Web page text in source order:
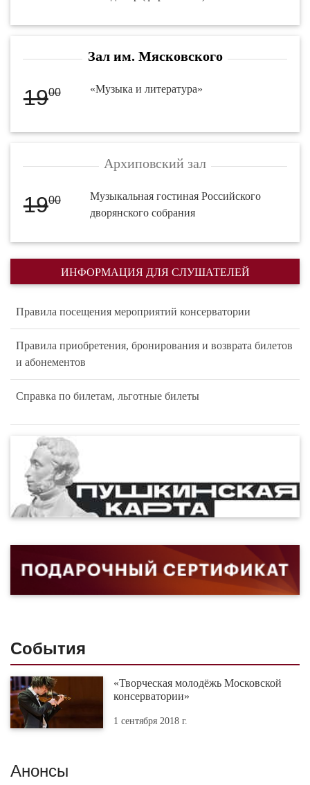
Зал им. Мясковского
1900 «Музыка и литература»
Архиповский зал
1900
Музыкальная гостиная Российского
дворянского собрания
ИНФОРМАЦИЯ ДЛЯ СЛУШАТЕЛЕЙ
Правила посещения мероприятий консерватории
Правила приобретения, бронирования и возврата билетов
и абонементов
Справка по билетам, льготные билеты
События
«Творческая молодёжь Московской
консерватории»
1 сентября 2018 г.
Анонсы